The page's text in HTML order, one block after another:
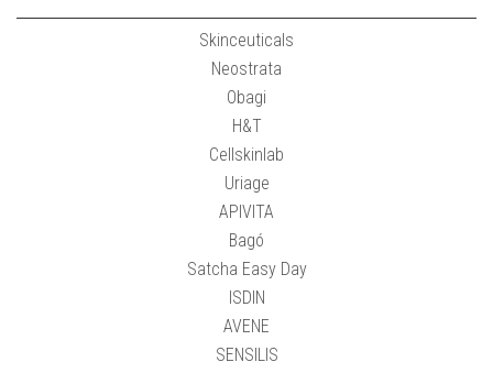
Skinceuticals
Neostrata
Obagi
H&T
Cellskinlab
Uriage
APIVITA
Bagó
Satcha Easy Day
ISDIN
AVENE
SENSILIS